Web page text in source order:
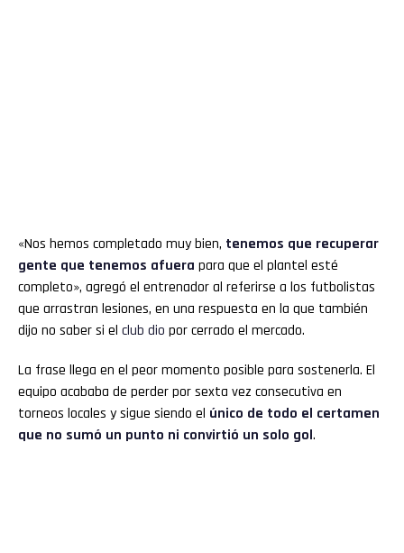
«Nos hemos completado muy bien, tenemos que recuperar
gente que tenemos afuera para que el plantel esté
completo», agregó el entrenador al referirse a los futbolistas
que arrastran lesiones, en una respuesta en la que también
dijo no saber si el club dio por cerrado el mercado.
La frase llega en el peor momento posible para sostenerla. El
equipo acababa de perder por sexta vez consecutiva en
torneos locales y sigue siendo el único de todo el certamen
que no sumó un punto ni convirtió un solo gol.